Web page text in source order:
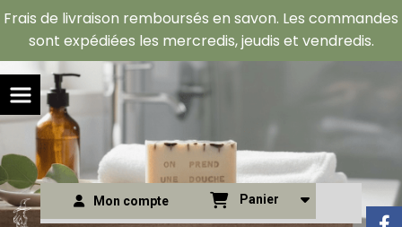
Frais de livraison remboursés en savon. Les commandes
sont expédiées les mercredis, jeudis et vendredis.
Mon compte Panier